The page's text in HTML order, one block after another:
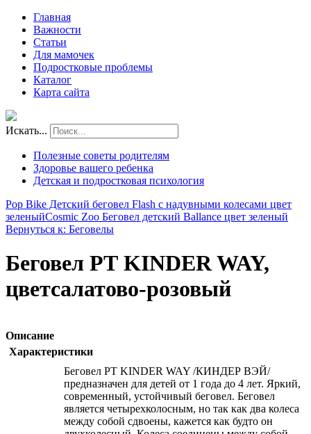
Главная
Важности
Статьи
Для мамочек
Подростковые проблемы
Каталог
Карта сайта
Искать...
Полезные советы родителям
Здоровье вашего ребенка
Детская и подростковая психология
Pop Bike Детский беговел Flash с надувными колесами цвет
зеленыйCosmic Zoo Беговел детский Ballance цвет зеленый
Вернуться к: Беговелы
Беговел РТ KINDER WAY,
цветсалатово-розовый
Описание
Характеристики
Беговел РТ KINDER WAY /КИНДЕР ВЭЙ/
предназначен для детей от 1 года до 4 лет. Яркий,
современный, устойчивый беговел. Беговел
является четырехколосным, но так как два колеса
между собой сдвоены, кажется как будто он